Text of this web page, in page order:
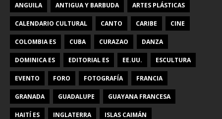
ANGUILA ANTIGUA Y BARBUDA ARTES PLÁSTICAS
CALENDARIO CULTURAL CANTO CARIBE CINE
COLOMBIA ES CUBA CURAZAO DANZA
DOMINICA ES EDITORIAL ES EE.UU. ESCULTURA
EVENTO FORO FOTOGRAFÍA FRANCIA
GRANADA GUADALUPE GUAYANA FRANCESA
HAITÍ ES INGLATERRA ISLAS CAIMÁN